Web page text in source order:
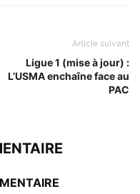
Article suivant
Ligue 1 (mise à jour) :
L’USMA enchaîne face au
PAC